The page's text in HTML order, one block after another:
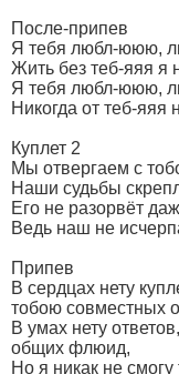
После-припев
Я тебя любл-ююю,
Жить без теб-яяя я
Я тебя любл-ююю,
Никогда от теб-яяя
Куплет 2
Мы отвергаем с
Наши судьбы
Его не разорвёт
Ведь наш не
Припев
В сердцах нету
тобою совместных
В умах нету
общих флюид,
Но я никак не cмогу